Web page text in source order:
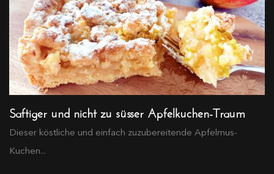
Saftiger und nicht zu süsser Apfelkuchen-Traum
Dieser köstliche und einfach zuzubereitende Apfelmus-
Kuchen...